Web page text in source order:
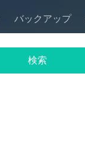
バックアップ